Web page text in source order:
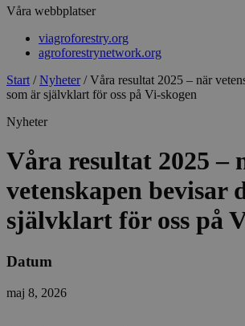
Våra webbplatser
viagroforestry.org
agroforestrynetwork.org
Start /Nyheter/Våra resultat 2025 – när
som är självklart för oss på Vi-skogen
Nyheter
Våra resultat 2025 –
vetenskapen bevisar
självklart för oss på
Datum
maj 8, 2026